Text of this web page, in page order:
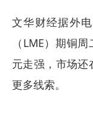
文华财经据外
（LME）期铜
元走强，市场还
更多线索。